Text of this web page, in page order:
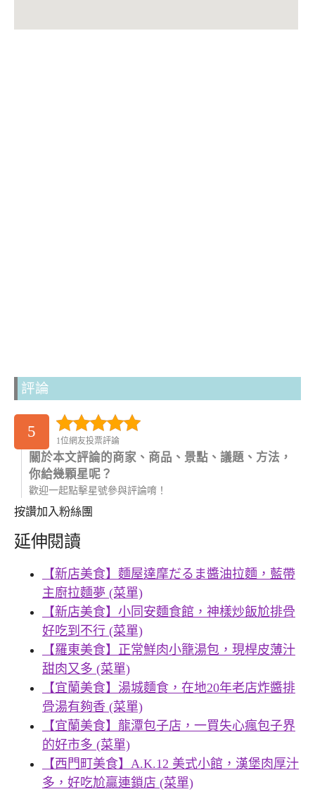
評論
5
1位網友投票評論
關於本文評論的商家、商品、景點、議題、方法，
你給幾顆星呢？
歡迎一起點擊星號參與評論唷！
按讚加入粉絲團
延伸閱讀
【新店美食】麵屋達摩だるま醬油拉麵，藍帶
主廚拉麵夢 (菜單)
【新店美食】小同安麵食館，神樣炒飯尬排骨
好吃到不行 (菜單)
【羅東美食】正常鮮肉小籠湯包，現桿皮薄汁
甜肉又多 (菜單)
【宜蘭美食】湯城麵食，在地20年老店炸醬排
骨湯有夠香 (菜單)
【宜蘭美食】龍潭包子店，一買失心瘋包子界
的好市多 (菜單)
【西門町美食】A.K.12 美式小館，漢堡肉厚汁
多，好吃尬贏連鎖店 (菜單)